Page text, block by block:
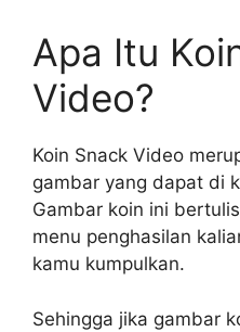
Apa Itu
Video?
Koin Snack Video
gambar yang dapat di
Gambar koin ini
menu penghasilan
kamu kumpulkan.
Sehingga jika gambar